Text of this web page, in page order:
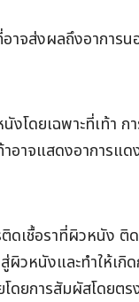
จส่งผลถึงอาการน
โดยเฉพาะที่เท้า ก
อาจแสดงอาการแ
เชื้อราที่ผิวหนัง ติด
วหนังและทำให้เกิด
ดยการสัมผัสโดยตร